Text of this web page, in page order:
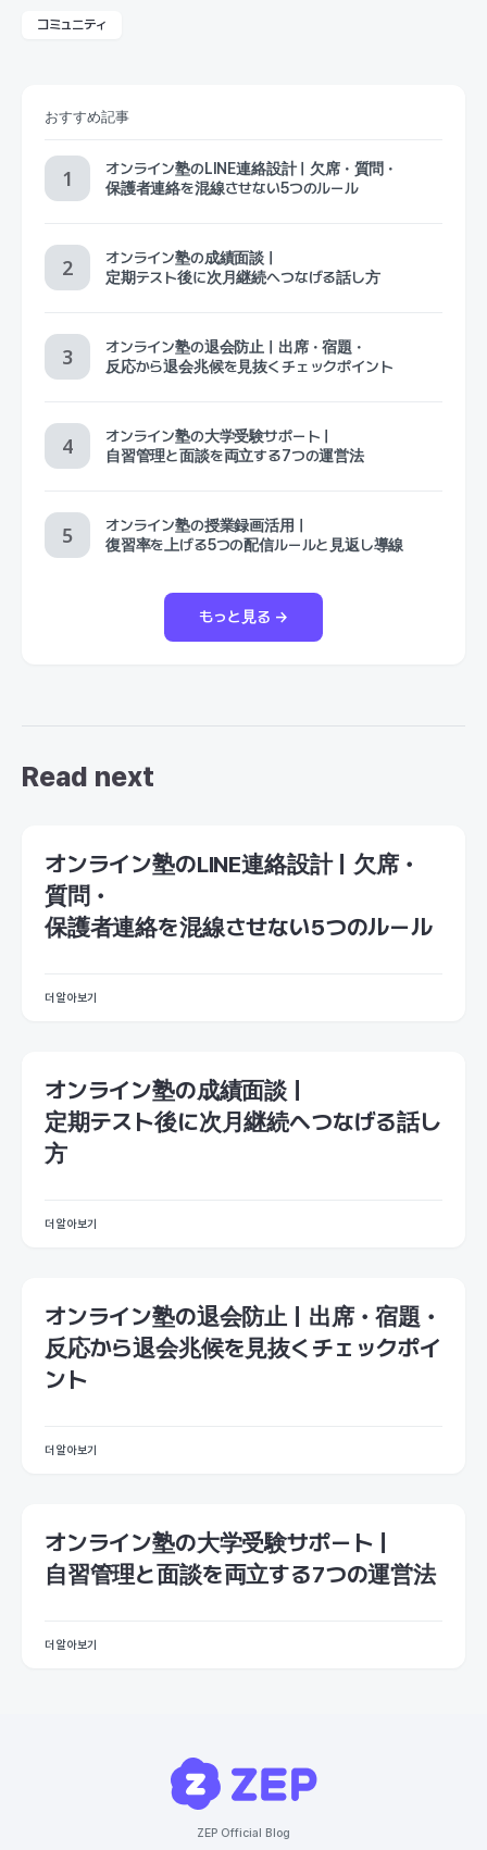
コミュニティ
おすすめ記事
オンライン塾のLINE連絡設計｜欠席・質問・
保護者連絡を混線させない5つのルール
オンライン塾の成績面談｜
定期テスト後に次月継続へつなげる話し方
オンライン塾の退会防止｜出席・宿題・
反応から退会兆候を見抜くチェックポイント
オンライン塾の大学受験サポート｜
自習管理と面談を両立する7つの運営法
オンライン塾の授業録画活用｜
復習率を上げる5つの配信ルールと見返し導線
もっと見る →
Read next
オンライン塾のLINE連絡設計｜欠席・
質問・
保護者連絡を混線させない5つのルール
더 알아보기
オンライン塾の成績面談｜
定期テスト後に次月継続へつなげる話し
方
더 알아보기
オンライン塾の退会防止｜出席・宿題・
反応から退会兆候を見抜くチェックポイ
ント
더 알아보기
オンライン塾の大学受験サポート｜
自習管理と面談を両立する7つの運営法
더 알아보기
ZEP Official Blog